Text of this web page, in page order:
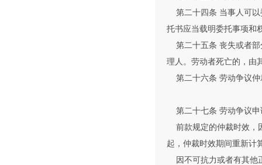
第二十四条 当事人可以
托书应当载明委托事项和
第二十五条 丧失或者部
理人。劳动者死亡的，由
第二十六条 劳动争议仲
第二十七条 劳动争议申
前款规定的仲裁时效，
起，仲裁时效期间重新计
因不可抗力或者有其他